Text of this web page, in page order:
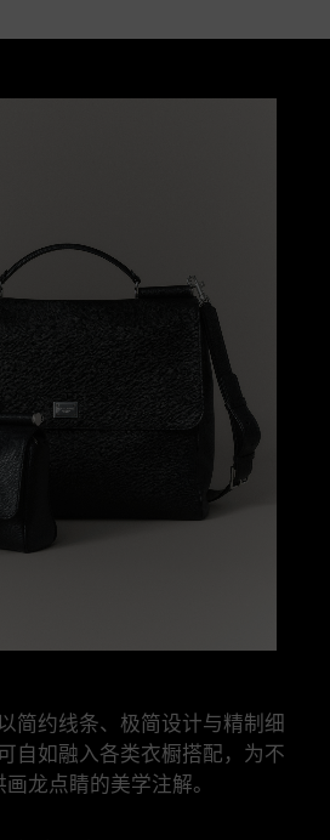
女士 RAFFIA FIORI 系列
简约线条、极简设计与精制细
自如融入各类衣橱搭配，为不
画龙点睛的美学注解。